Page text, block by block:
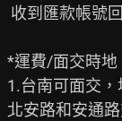
*運費/面交時地
1.台南可面交，
北安路和安通